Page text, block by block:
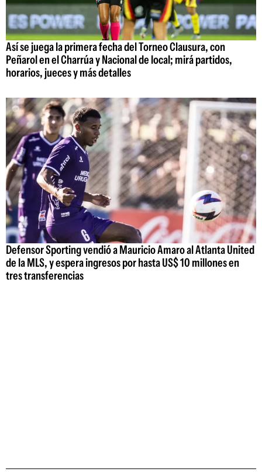
Así se juega la primera fecha del Torneo Clausura, con
Peñarol en el Charrúa y Nacional de local; mirá partidos,
horarios, jueces y más detalles
Defensor Sporting vendió a Mauricio Amaro al Atlanta United
de la MLS, y espera ingresos por hasta US$ 10 millones en
tres transferencias